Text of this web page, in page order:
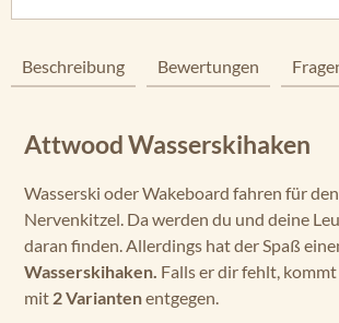
Beschreibung Bewertungen
Attwood Wasserskihaken
Wasserski oder Wakeboard fahren für
Nervenkitzel. Da werden du und deine
daran finden. Allerdings hat der Spaß
Wasserskihaken. Falls er dir fehlt, kommt
mit 2 Variantenentgegen.